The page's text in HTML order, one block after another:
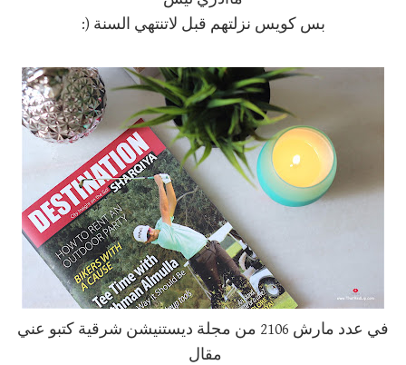
بس كويس نزلتهم قبل لاتنتهي السنة (:
في عدد مارش 2106 من مجلة ديستنيشن شرقية كتبو عني
مقال